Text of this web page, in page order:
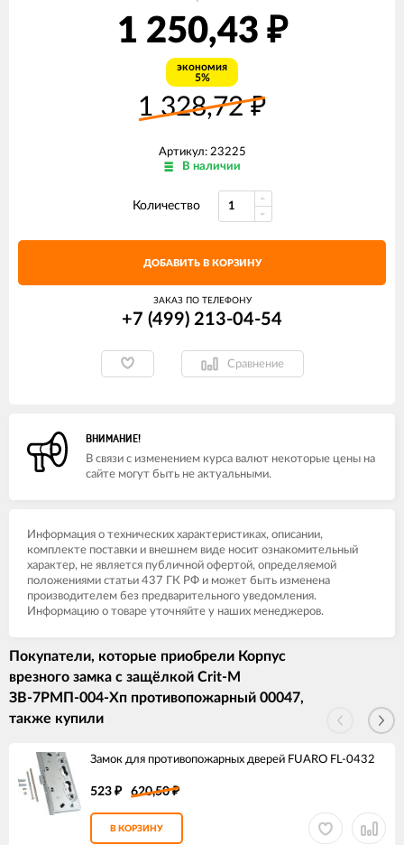
1 250,43 ₽
экономия
5%
1 328,72₽
Артикул: 23225
В наличии
Количество
ДОБАВИТЬ В КОРЗИНУ
ЗАКАЗ ПО ТЕЛЕФОНУ
+7 (499) 213-04-54​
Сравнение
ВНИМАНИЕ!
В связи с изменением курса валют некоторые цены на
сайте могут быть не актуальными.
Информация о технических характеристиках, описании,
комплекте поставки и внешнем виде носит ознакомительный
характер, не является публичной офертой, определяемой
положениями статьи 437 ГК РФ и может быть изменена
производителем без предварительного уведомления.
Информацию о товаре уточняйте у наших менеджеров.
Покупатели, которые приобрели Корпус
врезного замка с защёлкой Crit-M
ЗВ-7РМП-004-Хп противопожарный 00047,
также купили
Замок для противопожарных дверей FUARO FL-0432
523 ₽ 620,50₽
В КОРЗИНУ